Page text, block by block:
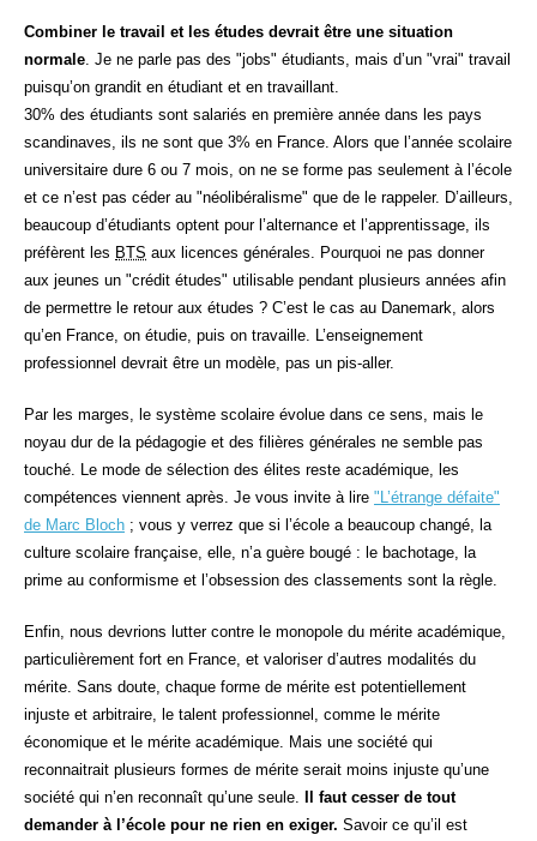
Combiner le travail et les études devrait être une situation
normale . Je ne parle pas des "jobs" étudiants, mais d’un "vrai" travail
puisqu’on grandit en étudiant et en travaillant.
30% des étudiants sont salariés en première année dans les pays
scandinaves, ils ne sont que 3% en France. Alors que l’année scolaire
universitaire dure 6 ou 7 mois, on ne se forme pas seulement à l’école
et ce n’est pas céder au "néolibéralisme" que de le rappeler. D’ailleurs,
beaucoup d’étudiants optent pour l’alternance et l’apprentissage, ils
préfèrent les BTS aux licences générales. Pourquoi ne pas donner
aux jeunes un "crédit études" utilisable pendant plusieurs années afin
de permettre le retour aux études ? C’est le cas au Danemark, alors
qu’en France, on étudie, puis on travaille. L’enseignement
professionnel devrait être un modèle, pas un pis-aller.
Par les marges, le système scolaire évolue dans ce sens, mais le
noyau dur de la pédagogie et des filières générales ne semble pas
touché. Le mode de sélection des élites reste académique, les
compétences viennent après. Je vous invite à lire "L’étrange défaite"
de Marc Bloch ; vous y verrez que si l’école a beaucoup changé, la
culture scolaire française, elle, n’a guère bougé : le bachotage, la
prime au conformisme et l’obsession des classements sont la règle.
Enfin, nous devrions lutter contre le monopole du mérite académique,
particulièrement fort en France, et valoriser d’autres modalités du
mérite. Sans doute, chaque forme de mérite est potentiellement
injuste et arbitraire, le talent professionnel, comme le mérite
économique et le mérite académique. Mais une société qui
reconnaitrait plusieurs formes de mérite serait moins injuste qu’une
société qui n’en reconnaît qu’une seule.
Il faut cesser de tout
demander à l’école pour ne rien en exiger. Savoir ce qu’il est